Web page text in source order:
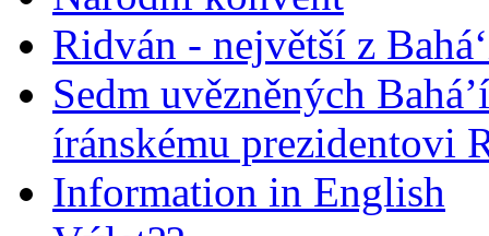
Ridván - největší z
Sedm uvězněných
íránskému prezidentovi
Information in English